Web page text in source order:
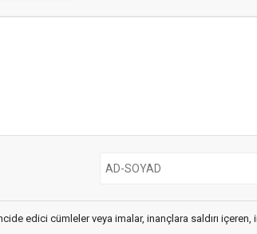
edici cümleler veya imalar, inançlara saldırı içeren,